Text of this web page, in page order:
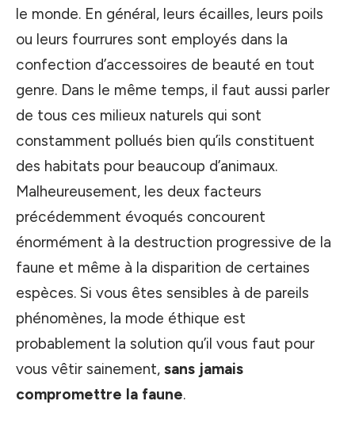
le monde. En général, leurs écailles, leurs poils
ou leurs fourrures sont employés dans la
confection d’accessoires de beauté en tout
genre. Dans le même temps, il faut aussi parler
de tous ces milieux naturels qui sont
constamment pollués bien qu’ils constituent
des habitats pour beaucoup d’animaux.
Malheureusement, les deux facteurs
précédemment évoqués concourent
énormément à la destruction progressive de la
faune et même à la disparition de certaines
espèces. Si vous êtes sensibles à de pareils
phénomènes, la mode éthique est
probablement la solution qu’il vous faut pour
vous vêtir sainement, sans jamais
compromettre la faune.